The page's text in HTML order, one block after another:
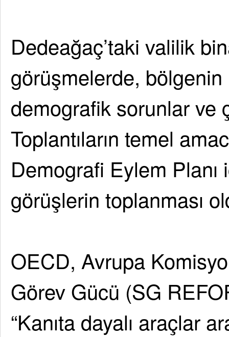
Dedeağaç’taki valilik
görüşmelerde, bölgenin
demografik sorunlar ve
Toplantıların temel
Demografi Eylem
görüşlerin toplanması
OECD, Avrupa
Görev Gücü (SG
“Kanıta dayalı araçlar